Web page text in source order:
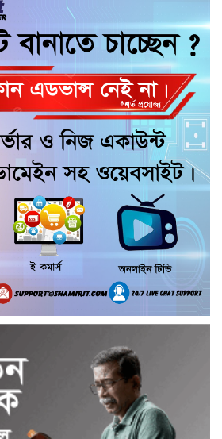
“জুলাই কোন দল বা গোষ্টীর নয়, এটি সমগ্র
জাতির ” অ্যাডভোকেট জালাল উদ্দিন এমপি
ধামরাইয়ে ট্রাক চাপায় মোটরসাইকেল আরোহী
পশু চিকিৎসক নিহত, আহত ৩
কয়রায় জুলাই ছাত্র গণঅভ্যুত্থানের ২য় বার্ষিকী
উপলক্ষে জামায়াতের দোয়া ও গণমিছিল
জুলাই গণ-অভ্যুত্থান দিবসের অনুষ্ঠানে
গণঅধিকার পরিষদের নেতাকে হেনস্থার
অভিযোগ
গৌরনদীতে নিরাপদ অভিবাসন ও দক্ষতা
উন্নয়ন শীর্ষক সেমিনার অনুষ্ঠিত,
আশুলিয়ার বাইপাইল পাইকারি কাঁচা বাজারে
চেয়ারম্যান প্রার্থী ইসরাফিল হোসেনের নির্বাচনী
প্রচারণা